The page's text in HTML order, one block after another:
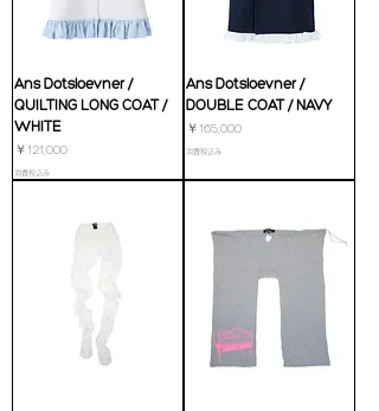
Ans Dotsloevner /
QUILTING LONG COAT /
WHITE
価格
￥121,000
消費税込み
Ans Dotsloevner /
DOUBLE COAT / NAVY
価格
￥165,000
消費税込み